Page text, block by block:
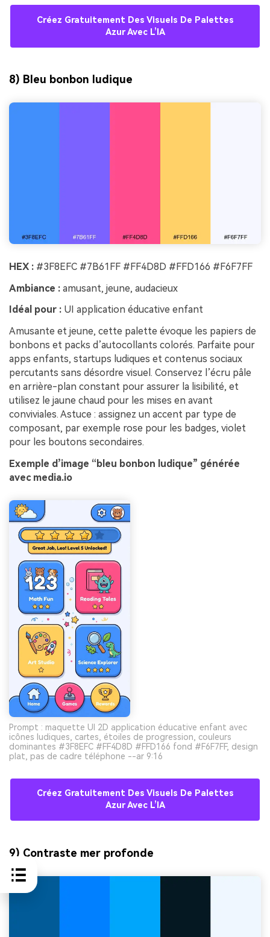
Créez Gratuitement Des Visuels De Palettes
Azur Avec L’IA
8) Bleu bonbon ludique
HEX : #3F8EFC #7B61FF #FF4D8D #FFD166 #F6F7FF
Ambiance : amusant, jeune, audacieux
Idéal pour : UI application éducative enfant
Amusante et jeune, cette palette évoque les papiers de
bonbons et packs d’autocollants colorés. Parfaite pour
apps enfants, startups ludiques et contenus sociaux
percutants sans désordre visuel. Conservez l’écru pâle
en arrière-plan constant pour assurer la lisibilité, et
utilisez le jaune chaud pour les mises en avant
conviviales. Astuce : assignez un accent par type de
composant, par exemple rose pour les badges, violet
pour les boutons secondaires.
Exemple d’image “bleu bonbon ludique” générée
avec media.io
Prompt : maquette UI 2D application éducative enfant avec
icônes ludiques, cartes, étoiles de progression, couleurs
dominantes #3F8EFC #FF4D8D #FFD166 fond #F6F7FF, design
plat, pas de cadre téléphone --ar 9:16
Créez Gratuitement Des Visuels De Palettes
Azur Avec L’IA
9) Contraste mer profonde